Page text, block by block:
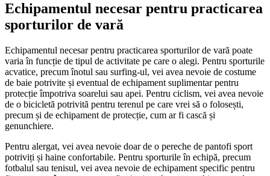
Echipamentul necesar pentru practicarea
sporturilor de vară
Echipamentul necesar pentru practicarea sporturilor de vară poate
varia în funcție de tipul de activitate pe care o alegi. Pentru sporturile
acvatice, precum înotul sau surfing-ul, vei avea nevoie de costume
de baie potrivite și eventual de echipament suplimentar pentru
protecție împotriva soarelui sau apei. Pentru ciclism, vei avea nevoie
de o bicicletă potrivită pentru terenul pe care vrei să o folosești,
precum și de echipament de protecție, cum ar fi cască și
genunchiere.
Pentru alergat, vei avea nevoie doar de o pereche de pantofi sport
potriviți și haine confortabile. Pentru sporturile în echipă, precum
fotbalul sau tenisul, vei avea nevoie de echipament specific pentru